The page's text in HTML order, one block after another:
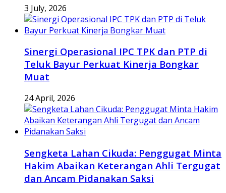
3 July, 2026
Sinergi Operasional IPC TPK dan PTP di
Teluk Bayur Perkuat Kinerja Bongkar
Muat
24 April, 2026
Sengketa Lahan Cikuda: Penggugat Minta
Hakim Abaikan Keterangan Ahli Tergugat
dan Ancam Pidanakan Saksi